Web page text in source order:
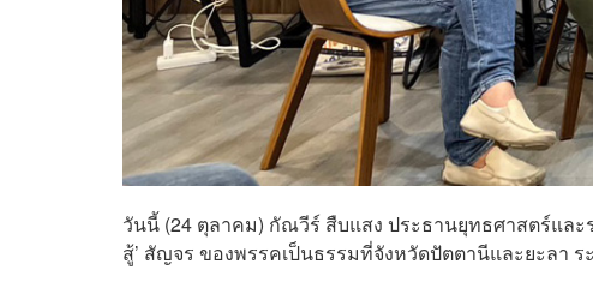
วันนี้ (24 ตุลาคม) กัณวีร์ สืบแสง ประธานยุทธศาสตร์และ
สู้’ สัญจร ของพรรคเป็นธรรมที่จังหวัดปัตตานีและยะลา